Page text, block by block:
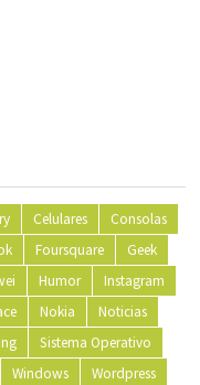
Celulares
Consolas
Foursquare
Geek
Humor
Instagram
Nokia
Noticias
Sistema Operativo
Windows
Wordpress